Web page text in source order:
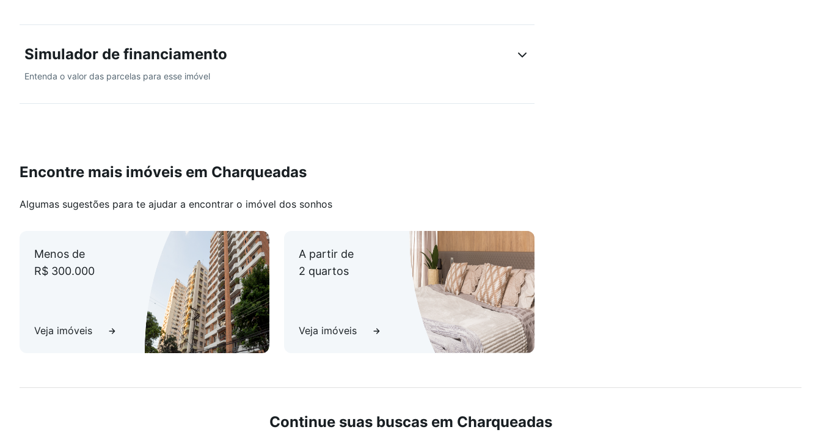
Simulador de financiamento
Entenda o valor das parcelas para esse imóvel
Encontre mais imóveis em Charqueadas
Algumas sugestões para te ajudar a encontrar o imóvel dos sonhos
Menos de
R$ 300.000
Veja imóveis
A partir de
2 quartos
Veja imóveis
Continue suas buscas em Charqueadas